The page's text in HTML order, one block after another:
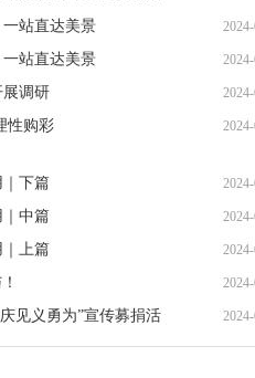
站直达美景
站直达美景
调研
性购彩
下篇
中篇
上篇
见义勇为”宣传募捐活